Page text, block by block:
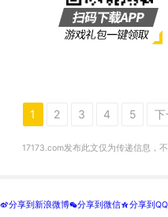
1 2 3 4 5 下
17173.com发布此文仅为传递信息，
t分享到新浪微博w分享到微信z分享到